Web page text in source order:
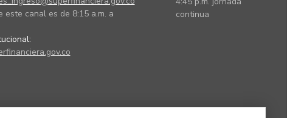
este canal es de 8:15 a.m. a
continua